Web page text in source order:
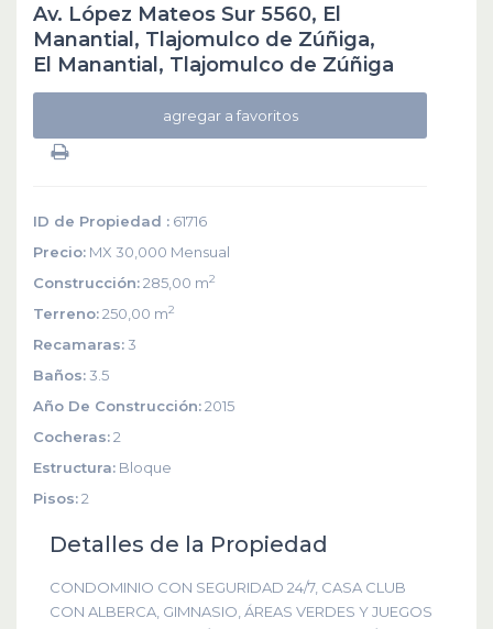
Av. López Mateos Sur 5560, El
Manantial, Tlajomulco de Zúñiga,
El Manantial, Tlajomulco de Zúñiga
agregar a favoritos
ID de Propiedad : 61716
Precio: MX 30,000 Mensual
Construcción:285,00 m2
Terreno:250,00 m2
Recamaras:3
Baños:3.5
Año De Construcción:2015
Cocheras:2
Estructura: Bloque
Pisos:2
Detalles de la Propiedad
CONDOMINIO CON SEGURIDAD 24/7, CASA CLUB
CON ALBERCA, GIMNASIO, ÁREAS VERDES Y JUEGOS